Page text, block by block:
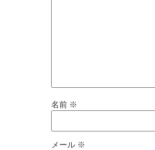
名前 ※
メール ※